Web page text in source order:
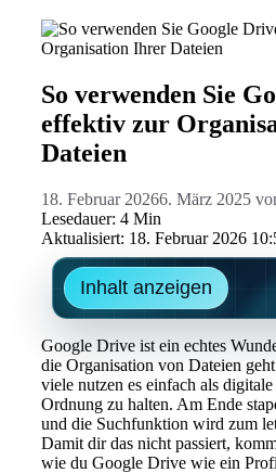
So verwenden Sie
effektiv zur
Dateien
18. Februar 20266. März 2025
Lesedauer: 4 Min
Aktualisiert: 18. Februar 2026
Inhalt anzeigen
Google Drive ist ein echtes
die Organisation von Dateien
viele nutzen es einfach als
Ordnung zu halten. Am Ende
und die Suchfunktion wird zum
Damit dir das nicht passiert,
wie du Google Drive wie ein